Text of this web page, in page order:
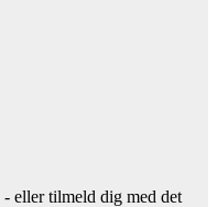
- eller tilmeld dig med det